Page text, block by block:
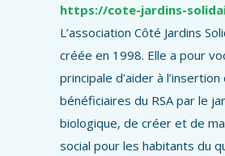
https://cote-jardins-
L’association Côté Jardins
créée en 1998. Elle a pour
principale d’aider à l’insertion
bénéficiaires du RSA par le
biologique, de créer et de
social pour les habitants du